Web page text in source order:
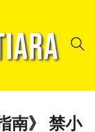
南》 禁小